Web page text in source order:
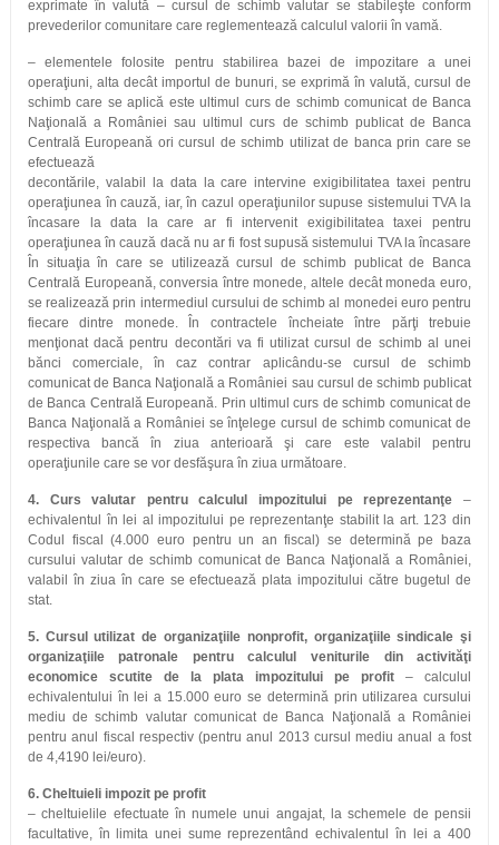
exprimate în valută – cursul de schimb valutar se stabileşte conform
prevederilor comunitare care reglementează calculul valorii în vamă.
– elementele folosite pentru stabilirea bazei de impozitare a unei
operaţiuni, alta decât importul de bunuri, se exprimă în valută, cursul de
schimb care se aplică este ultimul curs de schimb comunicat de Banca
Naţională a României sau ultimul curs de schimb publicat de Banca
Centrală Europeană ori cursul de schimb utilizat de banca prin care se
efectuează
decontările, valabil la data la care intervine exigibilitatea taxei pentru
operaţiunea în cauză, iar, în cazul operaţiunilor supuse sistemului TVA la
încasare la data la care ar fi intervenit exigibilitatea taxei pentru
operaţiunea în cauză dacă nu ar fi fost supusă sistemului TVA la încasare
În situaţia în care se utilizează cursul de schimb publicat de Banca
Centrală Europeană, conversia între monede, altele decât moneda euro,
se realizează prin intermediul cursului de schimb al monedei euro pentru
fiecare dintre monede. În contractele încheiate între părţi trebuie
menţionat dacă pentru decontări va fi utilizat cursul de schimb al unei
bănci comerciale, în caz contrar aplicându-se cursul de schimb
comunicat de Banca Naţională a României sau cursul de schimb publicat
de Banca Centrală Europeană. Prin ultimul curs de schimb comunicat de
Banca Naţională a României se înţelege cursul de schimb comunicat de
respectiva bancă în ziua anterioară şi care este valabil pentru
operaţiunile care se vor desfăşura în ziua următoare.
4. Curs valutar pentru calculul impozitului pe reprezentanţe –
echivalentul în lei al impozitului pe reprezentanţe stabilit la art. 123 din
Codul fiscal (4.000 euro pentru un an fiscal) se determină pe baza
cursului valutar de schimb comunicat de Banca Naţională a României,
valabil în ziua în care se efectuează plata impozitului către bugetul de
stat.
5. Cursul utilizat de organizaţiile nonprofit, organizaţiile sindicale şi
organizaţiile patronale pentru calculul veniturile din activităţi
economice scutite de la plata impozitului pe profit – calculul
echivalentului în lei a 15.000 euro se determină prin utilizarea cursului
mediu de schimb valutar comunicat de Banca Naţională a României
pentru anul fiscal respectiv (pentru anul 2013 cursul mediu anual a fost
de 4,4190 lei/euro).
6. Cheltuieli impozit pe profit
– cheltuielile efectuate în numele unui angajat, la schemele de pensii
facultative, în limita unei sume reprezentând echivalentul în lei a 400